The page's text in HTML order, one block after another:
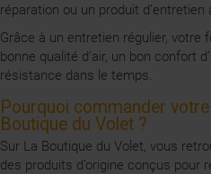
réparation ou un produit
Grâce à un entretien régulier, votre
bonne qualité d’air, un bon confort
résistance dans le temps.
Pourquoi commander
Boutique du Volet ?
Sur La Boutique du Volet, vous
des produits d’origine conçus pour